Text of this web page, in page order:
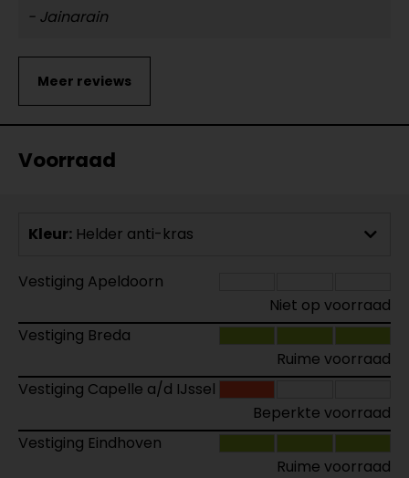
- Jainarain
Voorraad
Kleur: Helder anti-kras
Vestiging Apeldoorn
Niet op voorraad
Vestiging Breda
Ruime voorraad
Vestiging Capelle a/d IJssel
Beperkte voorraad
Vestiging Eindhoven
Ruime voorraad